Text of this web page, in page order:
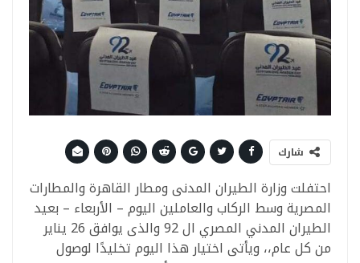
شارك
احتفلت وزارة الطيران المدنى ومطار القاهرة والمطارات
المصرية وسط الركاب والعاملين اليوم – الأربعاء – بعيد
الطيران المدني المصري ال 92 والذى يوافق 26 يناير
من كل عام،، ويأتى اختيار هذا اليوم تخليدًا لوصول